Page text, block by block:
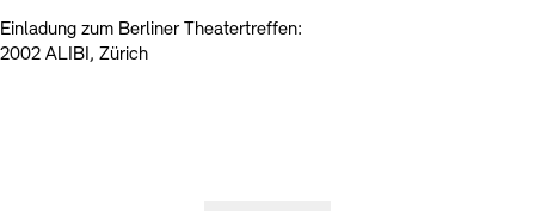
Einladung zum Berliner Theatertreffen:
2002 ALIBI, Zürich